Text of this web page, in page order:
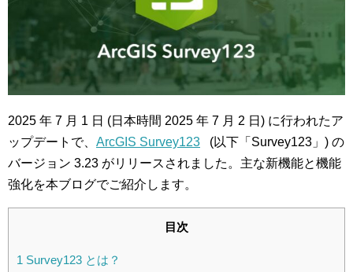
2025 年 7 月 1 日 (日本時間 2025 年 7 月 2 日) に行われたア
ップデートで、 ArcGIS Survey123 (以下「Survey123」) の
バージョン 3.23 がリリースされました。主な新機能と機能
強化を本ブログでご紹介します。
目次
1 Survey123 とは？